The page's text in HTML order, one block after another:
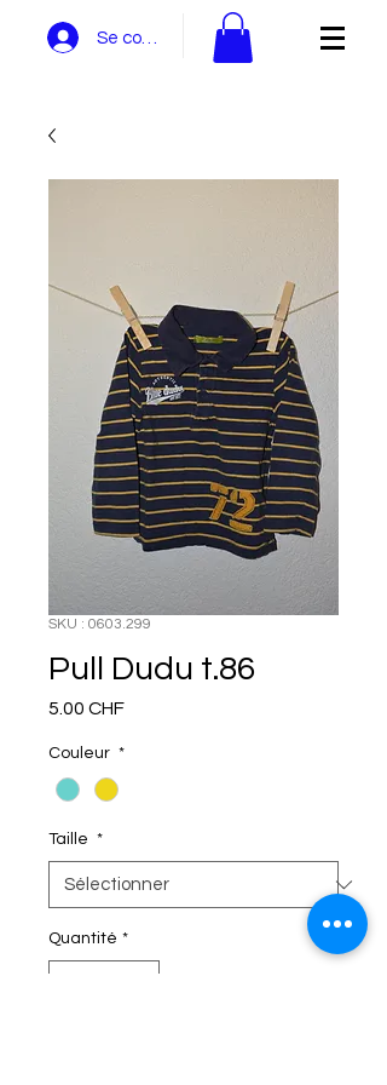
Se connecter
SKU : 0603.299
Pull Dudu t.86
5.00 CHFPrix
Couleur *
Taille *
Quantité *